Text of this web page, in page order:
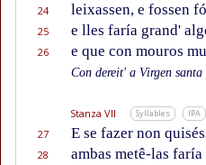
24 leixassen, e fossen
25 e lles faría grand'
26 e que con mouros
Con dereit' a Virgen santa
Stanza VII Syllables IPA
27 E se fazer non
28 ambas metê-las faría